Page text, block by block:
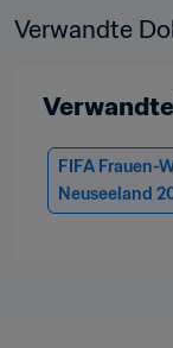
Verwandte
FIFA Frauen-
Neuseeland